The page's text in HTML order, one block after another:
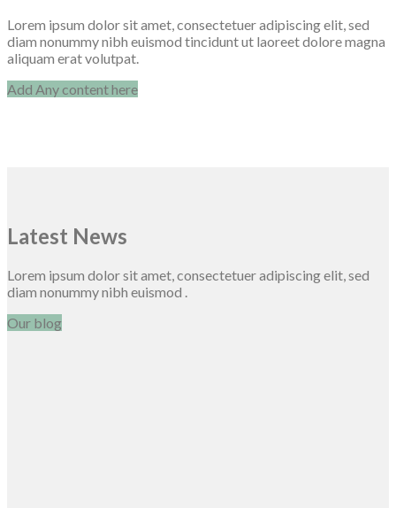
Lorem ipsum dolor sit amet, consectetuer adipiscing elit, sed
diam nonummy nibh euismod tincidunt ut laoreet dolore magna
aliquam erat volutpat.
Add Any content here
Latest News
Lorem ipsum dolor sit amet, consectetuer adipiscing elit, sed
diam nonummy nibh euismod .
Our blog